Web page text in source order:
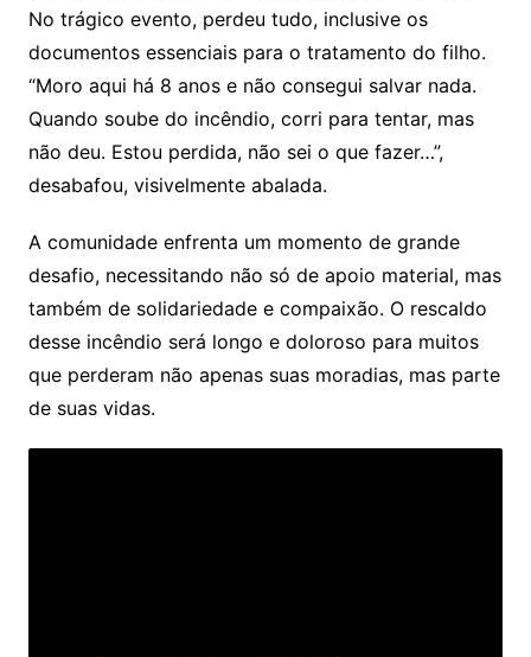
No trágico evento, perdeu tudo, inclusive os
documentos essenciais para o tratamento do filho.
“Moro aqui há 8 anos e não consegui salvar nada.
Quando soube do incêndio, corri para tentar, mas
não deu. Estou perdida, não sei o que fazer…”,
desabafou, visivelmente abalada.
A comunidade enfrenta um momento de grande
desafio, necessitando não só de apoio material, mas
também de solidariedade e compaixão. O rescaldo
desse incêndio será longo e doloroso para muitos
que perderam não apenas suas moradias, mas parte
de suas vidas.